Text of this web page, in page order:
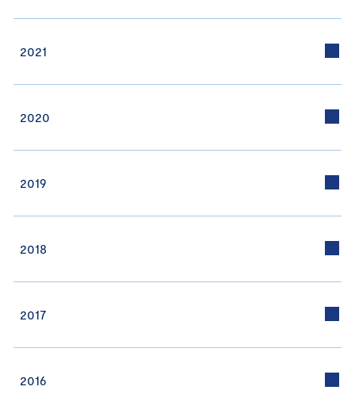
2021
2020
2019
2018
2017
2016